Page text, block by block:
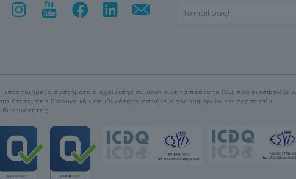
Πιστοποιημένα συστήματα διαχείρισης σύμφωνα με τα πρότυπα ISO, που
ποιότητα, περιβαλλοντική υπευθυνότητα, ασφάλεια πληροφοριών και προστασία
ιδιωτικότητας.